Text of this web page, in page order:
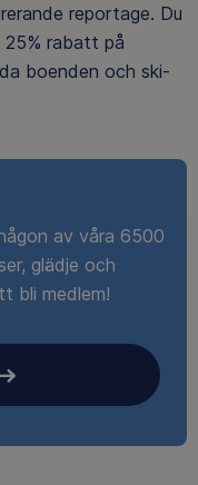
reportage. Du
rabatt på
boenden och ski-
av våra 6500
glädje och
bli medlem!